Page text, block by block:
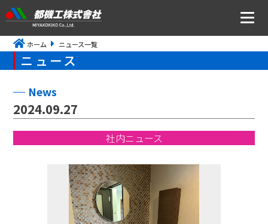
ニュース
トップメッセージ・社是・経営理念
事業所アクセス
CSR・ISOの取り組みについて
ホーム ニュース一覧
ニュース
News
2024.09.27
社内ニュース